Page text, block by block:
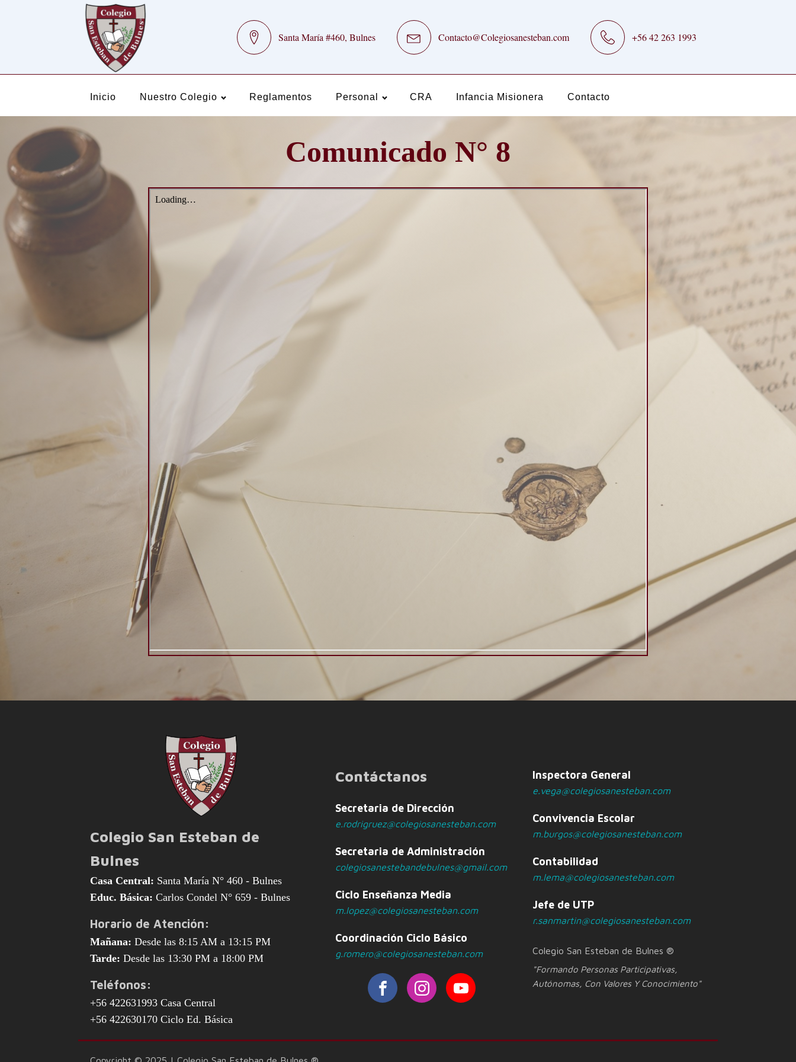
Santa María #460, Bulnes Contacto@Colegiosanesteban.com +56 42 263 1993
Inicio Nuestro Colegio Reglamentos Personal CRA Infancia Misionera Contacto
Comunicado N° 8
Colegio San Esteban de
Bulnes
Casa Central: Santa María N° 460 - Bulnes
Educ. Básica: Carlos Condel N° 659 - Bulnes
Horario de Atención:
Mañana: Desde las 8:15 AM a 13:15 PM
Tarde: Desde las 13:30 PM a 18:00 PM
Teléfonos:
+56 422631993 Casa Central
+56 422630170 Ciclo Ed. Básica
Contáctanos
Secretaria de Dirección
e.rodrigruez@colegiosanesteban.com
Secretaria de Administración
colegiosanestebandebulnes@gmail.com
Ciclo Enseñanza Media
m.lopez@colegiosanesteban.com
Coordinación Ciclo Básico
g.romero@colegiosanesteban.com
Inspectora General
e.vega@colegiosanesteban.com
Convivencia Escolar
m.burgos@colegiosanesteban.com
Contabilidad
m.lema@colegiosanesteban.com
Jefe de UTP
r.sanmartin@colegiosanesteban.com
Colegio San Esteban de Bulnes ®
"Formando Personas Participativas,
Autónomas, Con Valores Y Conocimiento"